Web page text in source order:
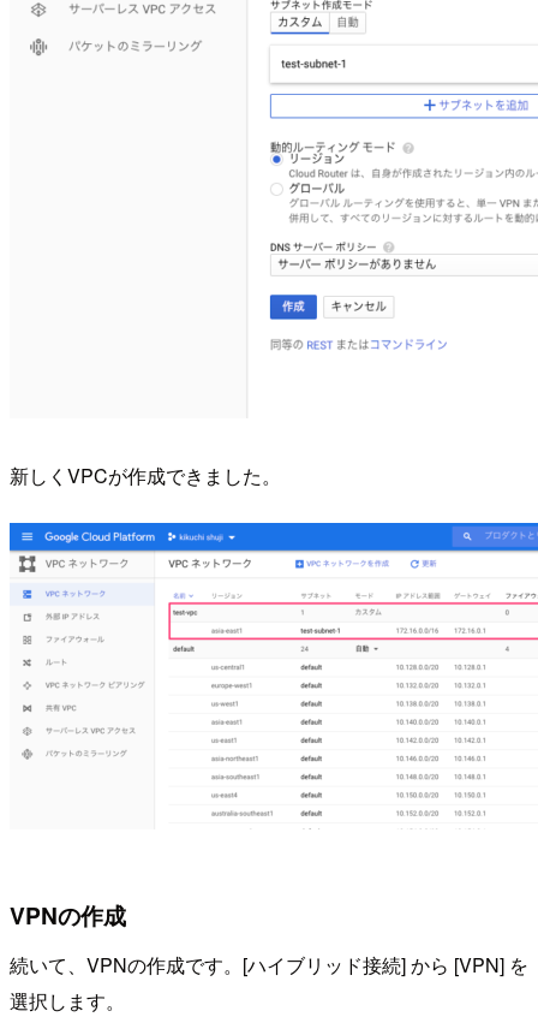
新しくVPCが作成できました。
VPNの作成
続いて、VPNの作成です。[ハイブリッド接続] から [VPN] を
選択します。